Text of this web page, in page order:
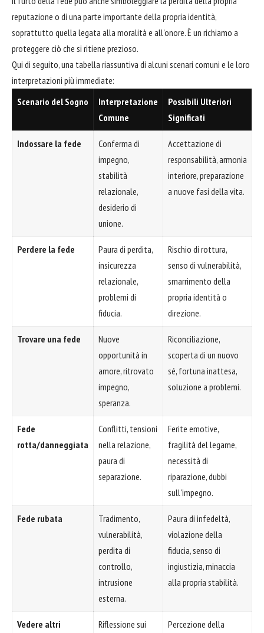
reputazione o di una parte importante della propria identità,
soprattutto quella legata alla moralità e all'onore. È un richiamo a
proteggere ciò che si ritiene prezioso.
Qui di seguito, una tabella riassuntiva di alcuni scenari comuni e le loro
interpretazioni più immediate:
Scenario del Sogno
Interpretazione
Comune
Possibili Ulteriori
Significati
Indossare la fede
Conferma di
impegno,
stabilità
relazionale,
desiderio di
unione.
Accettazione di
responsabilità, armonia
interiore, preparazione
a nuove fasi della vita.
Perdere la fede
Paura di perdita,
insicurezza
relazionale,
problemi di
fiducia.
Rischio di rottura,
senso di vulnerabilità,
smarrimento della
propria identità o
direzione.
Trovare una fede
Nuove
opportunità in
amore, ritrovato
impegno,
speranza.
Riconciliazione,
scoperta di un nuovo
sé, fortuna inattesa,
soluzione a problemi.
Fede
rotta/danneggiata
Conflitti, tensioni
nella relazione,
paura di
separazione.
Ferite emotive,
fragilità del legame,
necessità di
riparazione, dubbi
sull'impegno.
Fede rubata
Tradimento,
vulnerabilità,
perdita di
controllo,
intrusione
esterna.
Paura di infedeltà,
violazione della
fiducia, senso di
ingiustizia, minaccia
alla propria stabilità.
Vedere altri
Riflessione sui
Percezione della